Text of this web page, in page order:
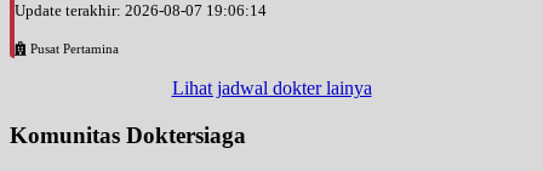
Update terakhir: 2026-08-07 19:06:14
Pusat Pertamina
Lihat jadwal dokter lainya
Komunitas Doktersiaga